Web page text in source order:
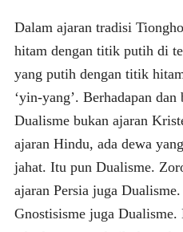
Dalam ajaran tradisi
hitam dengan titik putih di
yang putih dengan titik
‘yin-yang’. Berhadapan
Dualisme bukan ajaran
ajaran Hindu, ada dewa
jahat. Itu pun Dualisme.
ajaran Persia juga
Gnostisisme juga Dualisme.